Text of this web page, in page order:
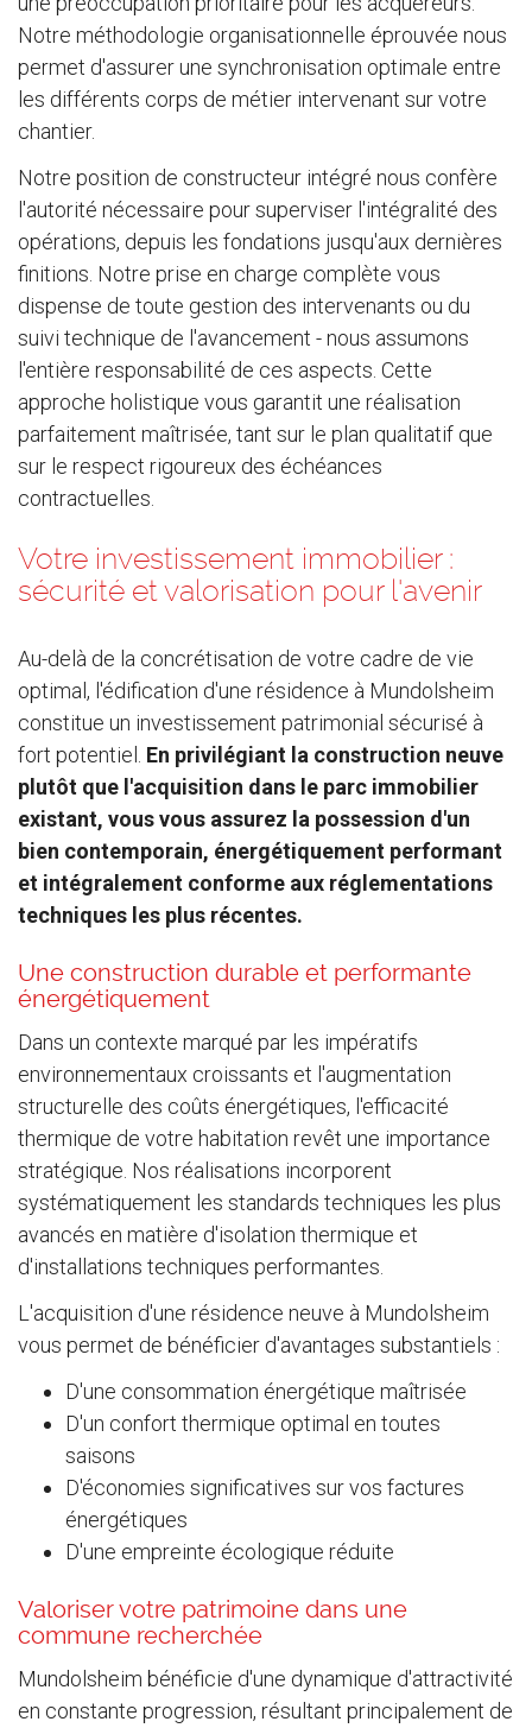
Notre méthodologie organisationnelle éprouvée nous
permet d'assurer une synchronisation optimale entre
les différents corps de métier intervenant sur votre
chantier.
Notre position de constructeur intégré nous confère
l'autorité nécessaire pour superviser l'intégralité des
opérations, depuis les fondations jusqu'aux dernières
finitions. Notre prise en charge complète vous
dispense de toute gestion des intervenants ou du
suivi technique de l'avancement - nous assumons
l'entière responsabilité de ces aspects. Cette
approche holistique vous garantit une réalisation
parfaitement maîtrisée, tant sur le plan qualitatif que
sur le respect rigoureux des échéances
contractuelles.
Votre investissement immobilier :
sécurité et valorisation pour l'avenir
Au-delà de la concrétisation de votre cadre de vie
optimal, l'édification d'une résidence à Mundolsheim
constitue un investissement patrimonial sécurisé à
fort potentiel. En privilégiant la construction neuve
plutôt que l'acquisition dans le parc immobilier
existant, vous vous assurez la possession d'un
bien contemporain, énergétiquement performant
et intégralement conforme aux réglementations
techniques les plus récentes.
Une construction durable et performante
énergétiquement
Dans un contexte marqué par les impératifs
environnementaux croissants et l'augmentation
structurelle des coûts énergétiques, l'efficacité
thermique de votre habitation revêt une importance
stratégique. Nos réalisations incorporent
systématiquement les standards techniques les plus
avancés en matière d'isolation thermique et
d'installations techniques performantes.
L'acquisition d'une résidence neuve à Mundolsheim
vous permet de bénéficier d'avantages substantiels :
D'une consommation énergétique maîtrisée
D'un confort thermique optimal en toutes
saisons
D'économies significatives sur vos factures
énergétiques
D'une empreinte écologique réduite
Valoriser votre patrimoine dans une
commune recherchée
Mundolsheim bénéficie d'une dynamique d'attractivité
en constante progression, résultant principalement de